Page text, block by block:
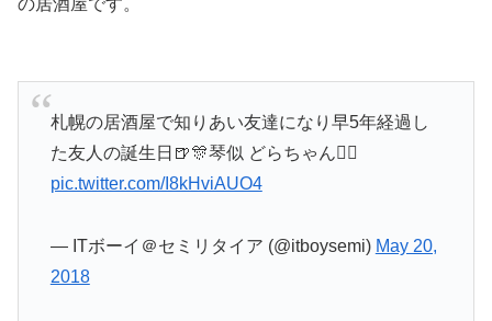
札幌の居酒屋で知りあい友達になり早5年経過し
た友人の誕生日🍺🎊琴似 どらちゃん💁‍♂️
pic.twitter.com/I8kHviAUO4
— ITボーイ＠セミリタイア (@itboysemi) May 20,
2018